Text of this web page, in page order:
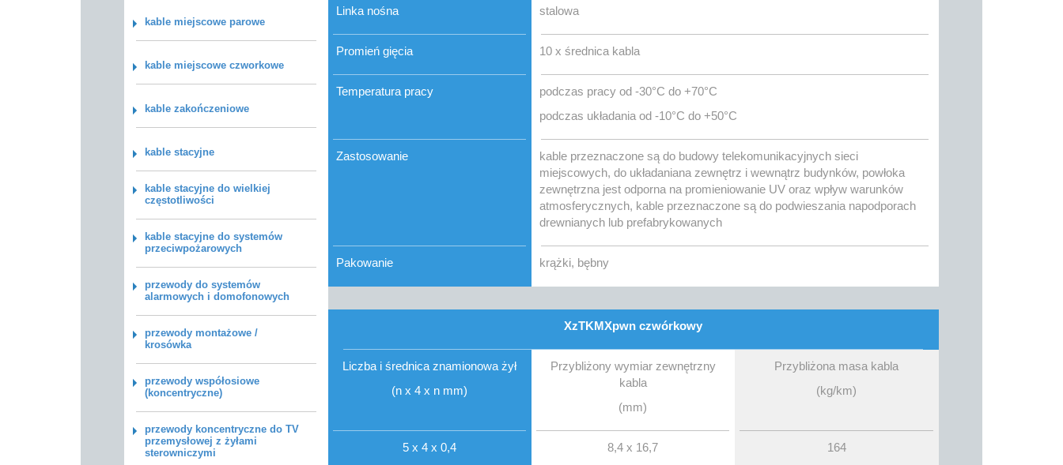
kable miejscowe parowe
kable miejscowe czworkowe
kable zakończeniowe
kable stacyjne
kable stacyjne do wielkiej
częstotliwości
kable stacyjne do systemów
przeciwpożarowych
przewody do systemów
alarmowych i domofonowych
przewody montażowe /
krosówka
przewody współosiowe
(koncentryczne)
przewody koncentryczne do TV
przemysłowej z żyłami
sterowniczymi
Linka nośna stalowa
Promień gięcia 10 x średnica kabla
Temperatura pracy
podczas pracy od -30°C do +70°C
podczas układania od -10°C do +50°C
Zastosowanie
kable przeznaczone są do budowy telekomunikacyjnych sieci
miejscowych, do układaniana zewnętrz i wewnątrz budynków, powłoka
zewnętrzna jest odporna na promieniowanie UV oraz wpływ warunków
atmosferycznych, kable przeznaczone są do podwieszania napodporach
drewnianych lub prefabrykowanych
Pakowanie krążki, bębny
XzTKMXpwn czwórkowy
Liczba i średnica znamionowa żył
(n x 4 x n mm)
Przybliżony wymiar zewnętrzny
kabla
(mm)
Przybliżona masa kabla
(kg/km)
5 x 4 x 0,4 8,4 x 16,7 164